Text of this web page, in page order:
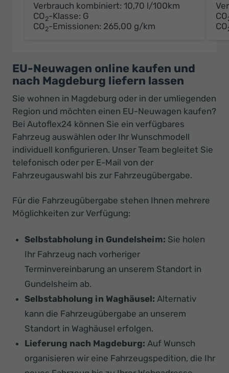
Verbrauch kombiniert: 10,70 l/100km
CO2-Klasse: G
CO2-Emissionen: 265,00 g/km
CO
CO
EU-Neuwagen online kaufen und
nach Magdeburg liefern lassen
Sie wohnen in Magdeburg oder in der umliegenden
Region und möchten einen EU-Neuwagen kaufen?
Bei Autoflex24 können Sie ein verfügbares
Fahrzeug auswählen oder Ihr Wunschmodell
individuell konfigurieren. Unser Team begleitet Sie
telefonisch oder per E-Mail von der
Fahrzeugauswahl bis zur Fahrzeugübergabe.
Für die Fahrzeugübergabe stehen Ihnen mehrere
Möglichkeiten zur Verfügung:
Selbstabholung in Gundelsheim: Sie holen
Ihr Fahrzeug nach vorheriger
Terminvereinbarung an unserem Standort in
Gundelsheim ab.
Selbstabholung in Waghäusel: Alternativ
kann die Fahrzeugübergabe an unserem
Standort in Waghäusel erfolgen.
Lieferung nach Magdeburg: Auf Wunsch
organisieren wir eine Fahrzeugspedition, die Ihr